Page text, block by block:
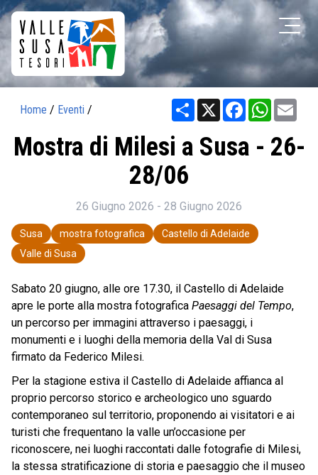
Home / Eventi / Share X Facebook
Mostra di Milesi a Susa - 26-
28/06
26 Giugno 2026 - 28 Giugno 2026
Susa mostra fotografica
Castello di Adelaide
Valle di Susa
Sabato 20 giugno, alle ore 17.30, il Castello di Adelaide
apre le porte alla mostra fotografica Paesaggi del Tempo,
un percorso per immagini attraverso i paesaggi, i
monumenti e i luoghi della memoria della Val di Susa
firmato da Federico Milesi.
Per la stagione estiva il Castello di Adelaide affianca al
proprio percorso storico e archeologico uno sguardo
contemporaneo sul territorio, proponendo ai visitatori e ai
turisti che frequentano la valle un’occasione per
riconoscere, nei luoghi raccontati dalle fotografie di Milesi,
la stessa stratificazione di storia e paesaggio che il museo